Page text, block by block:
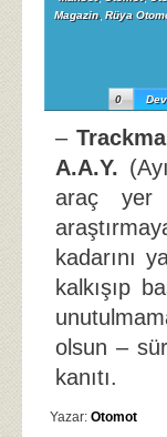
Magazin, Rüya
0
–
A.A.Y.
araç yer
kadarını
kalkışıp
olsun –
kanıtı.
Yazar: Otomot